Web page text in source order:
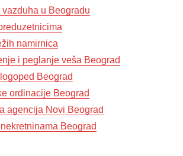
u Beogradu
namirnica
i peglanje veša Beograd
Beograd
ordinacije Beograd
agencija Novi Beograd
Beograd